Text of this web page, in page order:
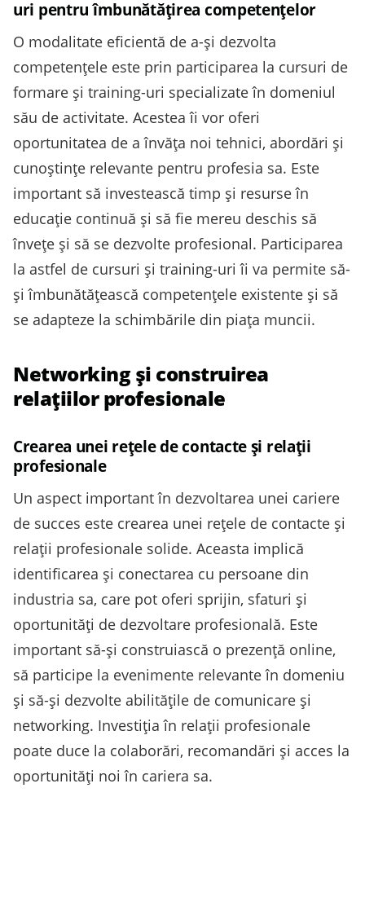
uri pentru îmbunătățirea competențelor
O modalitate eficientă de a-și dezvolta
competențele este prin participarea la cursuri de
formare și training-uri specializate în domeniul
său de activitate. Acestea îi vor oferi
oportunitatea de a învăța noi tehnici, abordări și
cunoștințe relevante pentru profesia sa. Este
important să investească timp și resurse în
educație continuă și să fie mereu deschis să
învețe și să se dezvolte profesional. Participarea
la astfel de cursuri și training-uri îi va permite să-
și îmbunătățească competențele existente și să
se adapteze la schimbările din piața muncii.
Networking și construirea
relațiilor profesionale
Crearea unei rețele de contacte și relații
profesionale
Un aspect important în dezvoltarea unei cariere
de succes este crearea unei rețele de contacte și
relații profesionale solide. Aceasta implică
identificarea și conectarea cu persoane din
industria sa, care pot oferi sprijin, sfaturi și
oportunități de dezvoltare profesională. Este
important să-și construiască o prezență online,
să participe la evenimente relevante în domeniu
și să-și dezvolte abilitățile de comunicare și
networking. Investiția în relații profesionale
poate duce la colaborări, recomandări și acces la
oportunități noi în cariera sa.